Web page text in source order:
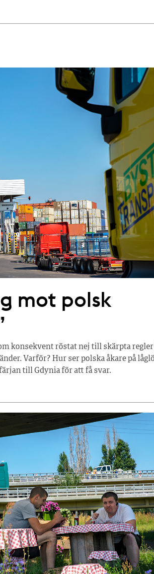
mot polsk
konsekvent röstat nej till skärpta
Varför? Hur ser polska åkare på
till Gdynia för att få svar.